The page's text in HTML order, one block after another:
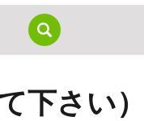
search
下さい）